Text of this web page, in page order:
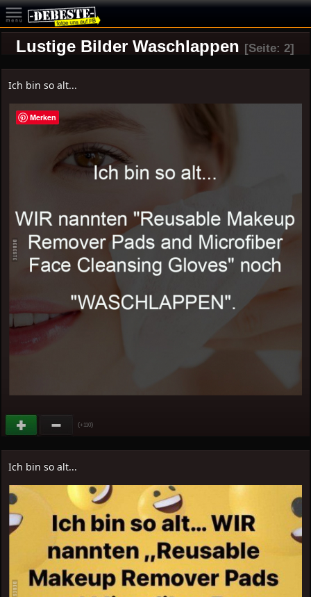
Lustige Bilder Waschlappen [Seite: 2]
Ich bin so alt...
(+110)
Ich bin so alt...
Merken